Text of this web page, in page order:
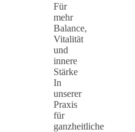
Für
mehr
Balance,
Vitalität
und
innere
Stärke
In
unserer
Praxis
für
ganzheitliche